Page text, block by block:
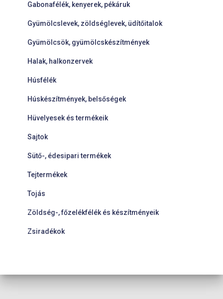
Gabonafélék, kenyerek, pékáruk
Gyümölcslevek, zöldséglevek, üdítőitalok
Gyümölcsök, gyümölcskészítmények
Halak, halkonzervek
Húsfélék
Húskészítmények, belsőségek
Hüvelyesek és termékeik
Sajtok
Sütő-, édesipari termékek
Tejtermékek
Tojás
Zöldség-, főzelékfélék és készítményeik
Zsiradékok